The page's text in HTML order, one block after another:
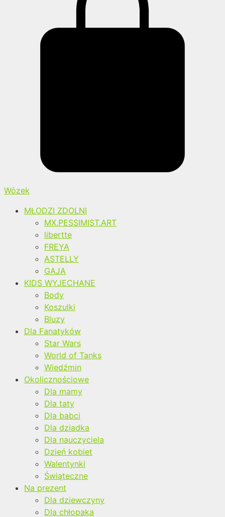
Wózek
MŁODZI ZDOLNI
MX.PESSIMIST.ART
libertte
FREYA
ASTELLY
GAJA
KIDS WYJECHANE
Body
Koszulki
Bluzy
Dla Fanatyków
Star Wars
World of Tanks
Wiedźmin
Okolicznościowe
Dla mamy
Dla taty
Dla babci
Dla dziadka
Dla nauczyciela
Dzień kobiet
Walentynki
Świąteczne
Na prezent
Dla dziewczyny
Dla chłopaka